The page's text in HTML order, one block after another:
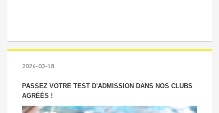
2026-03-18
PASSEZ VOTRE TEST D'ADMISSION DANS NOS CLUBS
AGRÉÉS !